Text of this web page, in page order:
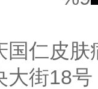
国仁皮
大街18